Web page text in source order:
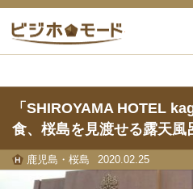
「SHIROYAMA HOTEL
食、桜島を見渡せる露天風
鹿児島・桜島 2020.02.25